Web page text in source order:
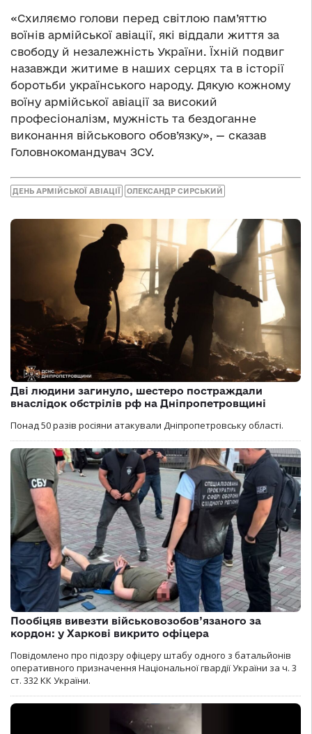
«Схиляємо голови перед світлою пам’яттю
воїнів армійської авіації, які віддали життя за
свободу й незалежність України. Їхній подвиг
назавжди житиме в наших серцях та в історії
боротьби українського народу. Дякую кожному
воїну армійської авіації за високий
професіоналізм, мужність та бездоганне
виконання військового обов’язку», — сказав
Головнокомандувач ЗСУ.
ДЕНЬ АРМІЙСЬКОЇ АВІАЦІЇ ОЛЕКСАНДР СИРСЬКИЙ
Дві людини загинуло, шестеро постраждали
внаслідок обстрілів рф на Дніпропетровщині
Понад 50 разів росіяни атакували Дніпропетровську області.
Пообіцяв вивезти військовозобов’язаного за
кордон: у Харкові викрито офіцера
Повідомлено про підозру офіцеру штабу одного з батальйонів
оперативного призначення Національної гвардії України за ч. 3
ст. 332 КК України.